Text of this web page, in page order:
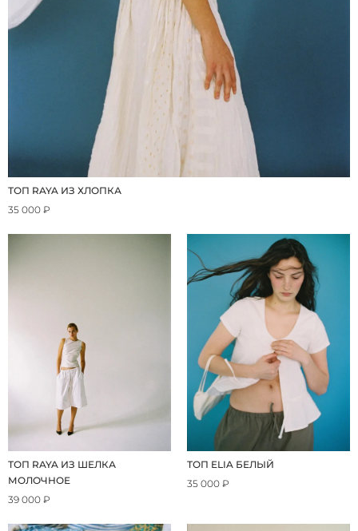
ТОП RAYA ИЗ ХЛОПКА
35 000 ₽
ТОП RAYA ИЗ ШЕЛКА
МОЛОЧНОЕ
39 000 ₽
ТОП ELIA БЕЛЫЙ
35 000 ₽